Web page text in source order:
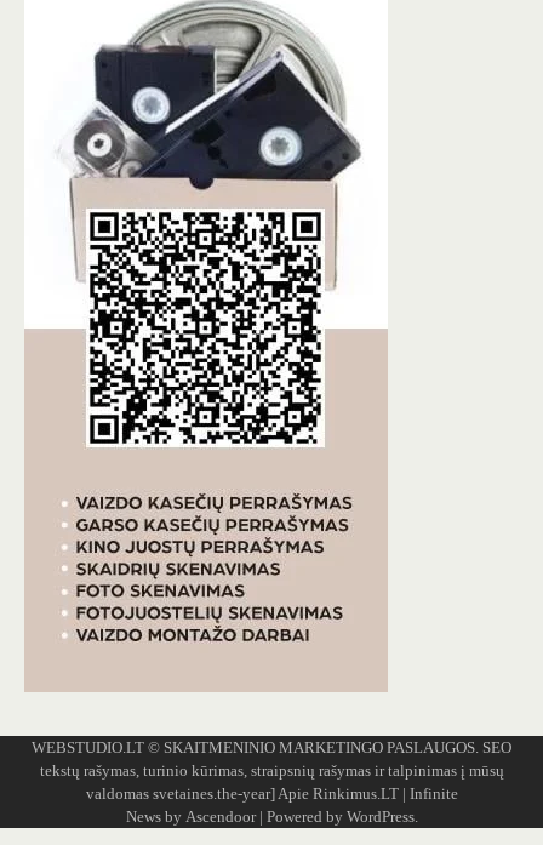
WEBSTUDIO.LT © SKAITMENINIO MARKETINGO PASLAUGOS. SEO
tekstų rašymas, turinio kūrimas, straipsnių rašymas ir talpinimas į mūsų
valdomas svetaines.the-year] Apie Rinkimus.LT| Infinite
News by Ascendoor| Powered by WordPress.